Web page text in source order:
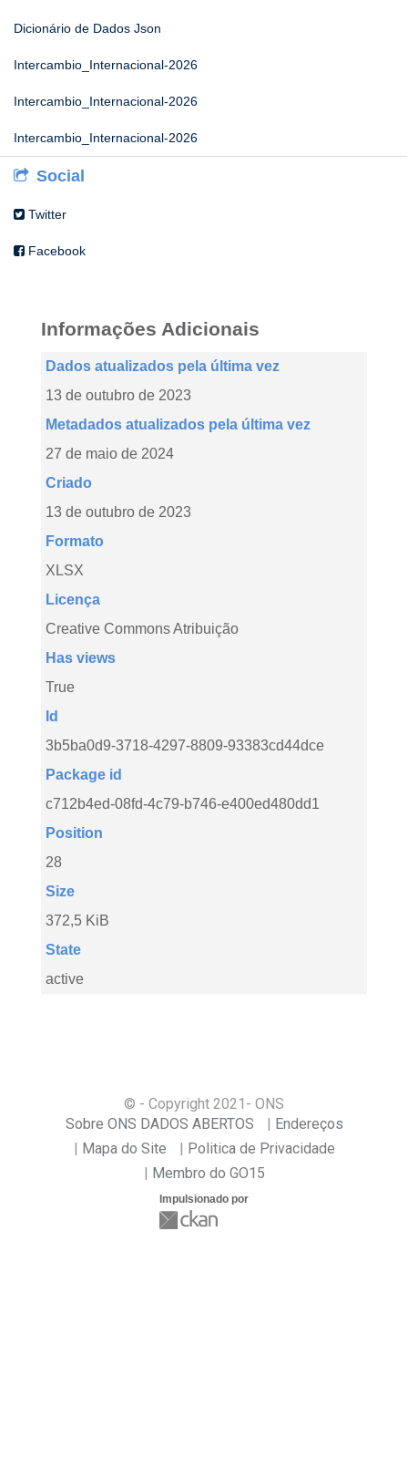
Dicionário de Dados Json
Intercambio_Internacional-2026
Intercambio_Internacional-2026
Intercambio_Internacional-2026
Social
Twitter
Facebook
Informações Adicionais
Dados atualizados pela última vez
13 de outubro de 2023
Metadados atualizados pela última vez
27 de maio de 2024
Criado
13 de outubro de 2023
Formato
XLSX
Licença
Creative Commons Atribuição
Has views
True
Id
3b5ba0d9-3718-4297-8809-93383cd44dce
Package id
c712b4ed-08fd-4c79-b746-e400ed480dd1
Position
28
Size
372,5 KiB
State
active
© - Copyright 2021 - ONS
Sobre ONS DADOS ABERTOS
Endereços
Mapa do Site
Politica de Privacidade
Membro do GO15
Impulsionado por